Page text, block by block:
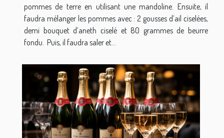
pommes de terre en utilisant une mandoline. Ensuite, il
faudra mélanger les pommes avec : 2 gousses d’ail ciselées,
demi bouquet d’aneth ciselé et 80 grammes de beurre
fondu. Puis, il faudra saler et...